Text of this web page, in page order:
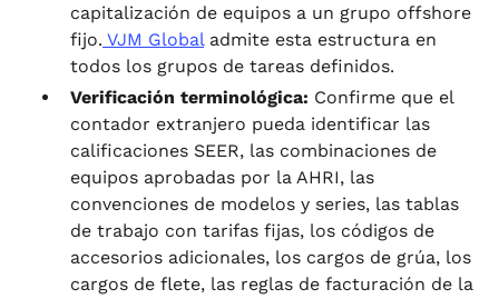
capitalización de equipos a un grupo offshore
fijo. VJM Globaladmite esta estructura en
todos los grupos de tareas definidos.
Verificación terminológica: Confirme que el
contador extranjero pueda identificar las
calificaciones SEER, las combinaciones de
equipos aprobadas por la AHRI, las
convenciones de modelos y series, las tablas
de trabajo con tarifas fijas, los códigos de
accesorios adicionales, los cargos de grúa, los
cargos de flete, las reglas de facturación de la